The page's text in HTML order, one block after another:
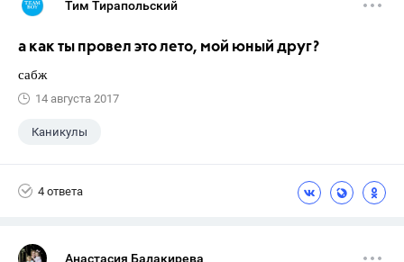
Тим Тирапольский
а как ты провел это лето, мой юный друг?
сабж
14 августа 2017
Каникулы
4 ответа
Анастасия Балакирева